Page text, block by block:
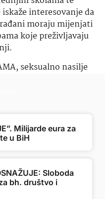
interesovanje da
moraju mijenjati
koje preživljavaju
, seksualno nasilje
Milijarde eura za
u BiH
Sloboda
bh. društvo i